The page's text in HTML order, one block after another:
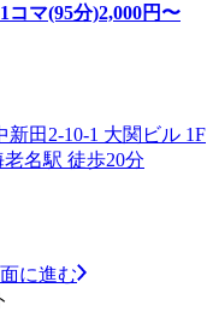
1コマ(95分)2,000円〜
田2-10-1 大関ビル 1F
名駅 徒歩20分
に進む